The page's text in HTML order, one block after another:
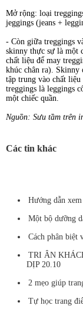
Mở rộng: loại
jeggings (jeans +
- Còn giữa treggings
skinny thực sự là một
chất liệu để may
khúc chân ra). Skinny
tập trung vào chất
treggings là leggings
một chiếc quần.
Nguồn: Sưu tầm trên
Các tin khác
Hướng dẫn
Một bộ dưỡng
Cách phân biệt
TRI ÂN
DỊP 20.10
2 mẹo giúp
Tự học trang